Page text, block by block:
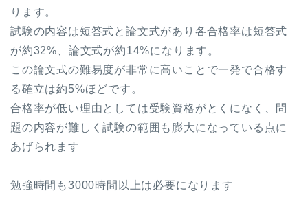
ります。
試験の内容は短答式と論文式があり各合格率は短答式
が約32%、論文式が約14%になります。
この論文式の難易度が非常に高いことで一発で合格す
る確立は約5%ほどです。
合格率が低い理由としては受験資格がとくになく、問
題の内容が難しく試験の範囲も膨大になっている点に
あげられます
勉強時間も3000時間以上は必要になります